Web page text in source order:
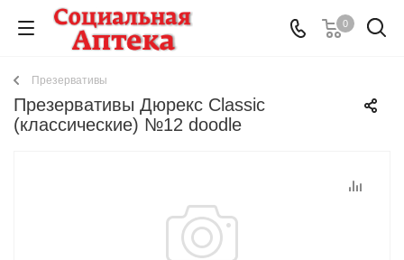
0
Презервативы
Презервативы Дюрекс Classic
(классические) №12 doodle